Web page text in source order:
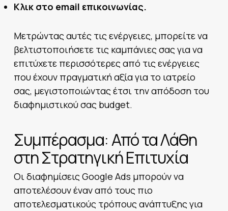
Κλικ στο email επικοινωνίας.
Μετρώντας αυτές τις ενέργειες, μπορείτε να
βελτιστοποιήσετε τις καμπάνιες σας για να
επιτύχετε περισσότερες από τις ενέργειες
που έχουν πραγματική αξία για το ιατρείο
σας, μεγιστοποιώντας έτσι την απόδοση του
διαφημιστικού σας budget.
Συμπέρασμα: Από τα Λάθη
στη Στρατηγική Επιτυχία
Οι διαφημίσεις Google Ads μπορούν να
αποτελέσουν έναν από τους πιο
αποτελεσματικούς τρόπους ανάπτυξης για